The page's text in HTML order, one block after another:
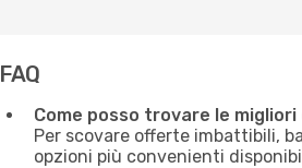
FAQ
Come posso trovare le
Per scovare offerte imbattibili,
opzioni più convenienti